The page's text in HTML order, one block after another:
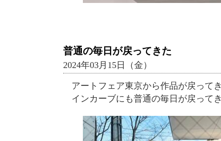
普通の毎日が戻ってきた
2024年03月15日（金）
アートフェア東京から作品が戻って
インカーブにも普通の毎日が戻って